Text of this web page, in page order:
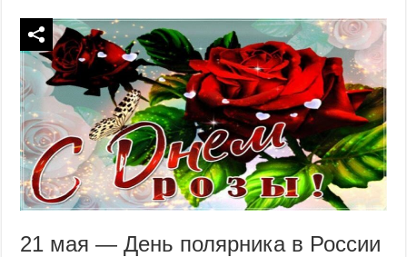
21 мая — День полярника в России